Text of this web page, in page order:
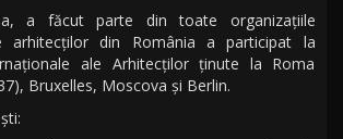
a făcut parte din toate organizaţiile
arhitecţilor din România a participat la
ale Arhitecţilor ţinute la Roma
Bruxelles, Moscova şi Berlin.